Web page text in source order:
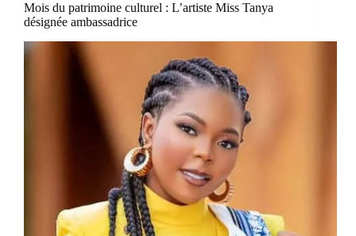
Mois du patrimoine culturel : L’artiste Miss Tanya
désignée ambassadrice